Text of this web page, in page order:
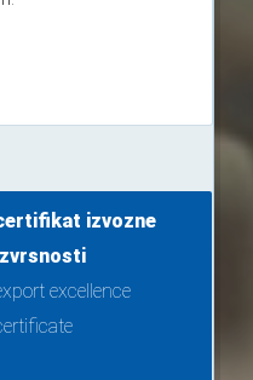
izvozne
excellence